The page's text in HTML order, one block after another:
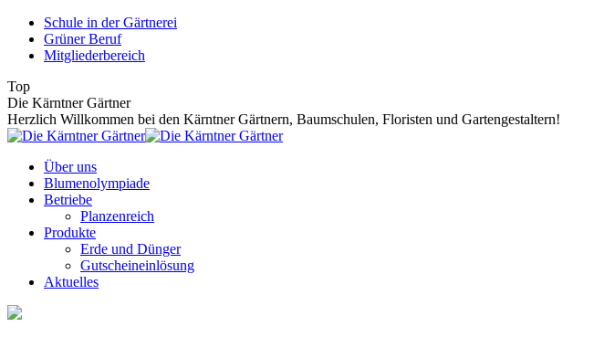
Zum
Inhalt
springen
Schule in der Gärtnerei
Grüner Beruf
Mitgliederbereich
Top
Die Kärntner Gärtner
Herzlich Willkommen bei den Kärntner Gärtnern, Baumschulen, Floristen und Gartengestaltern!
Über uns
Blumenolympiade
Betriebe
Planzenreich
Produkte
Erde und Dünger
Gutscheineinlösung
Aktuelles